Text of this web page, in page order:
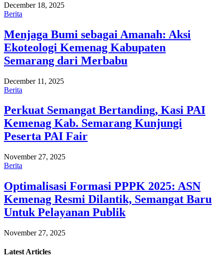
December 18, 2025
Berita
Menjaga Bumi sebagai Amanah: Aksi
Ekoteologi Kemenag Kabupaten
Semarang dari Merbabu
December 11, 2025
Berita
Perkuat Semangat Bertanding, Kasi PAI
Kemenag Kab. Semarang Kunjungi
Peserta PAI Fair
November 27, 2025
Berita
Optimalisasi Formasi PPPK 2025: ASN
Kemenag Resmi Dilantik, Semangat Baru
Untuk Pelayanan Publik
November 27, 2025
Latest Articles